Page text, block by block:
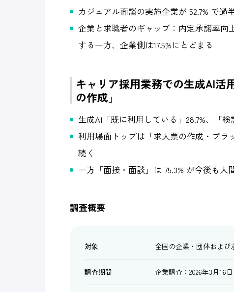
カジュアル面談の実施企業が 52.7% で過
企業と求職者のギャップ：内定承諾率向
する一方、企業側は17.5%にとどまる
キャリア採用業務での生成AI活
の作成」
生成AI「既に利用している」28.7%、「
利用場面トップは「求人票の作成・ブラ
続く
一方「面接・面談」は 75.3% が今後も
調査概要
対象 全国の企業・団体および
調査期間 企業調査：2026年3月16